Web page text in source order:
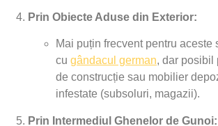
Prin Obiecte Aduse din Exterior:
Mai puțin frecvent pentru aceste
cu gândacul german, dar posibil
de construcție sau mobilier
infestate (subsoluri, magazii).
Prin Intermediul Ghenelor de Gunoi: